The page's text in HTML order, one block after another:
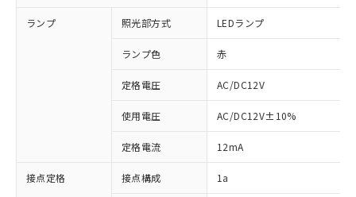
ランプ 照光部方式 LEDランプ
ランプ色 赤
定格電圧 AC/DC12V
使用電圧 AC/DC12V±10%
定格電流 12mA
接点定格 接点構成 1a
※1 対応状況
対応済み：EU RoHS指令（10物質）の
非含有に対応した製品が提供可能な商品で